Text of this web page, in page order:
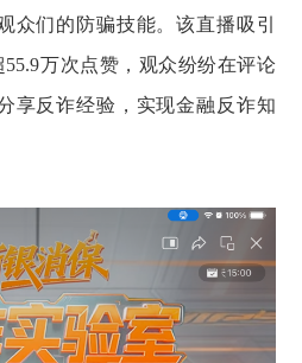
众们的防骗技能。该直播吸引
万次点赞，观众纷纷在评论
享反诈经验，实现金融反诈知